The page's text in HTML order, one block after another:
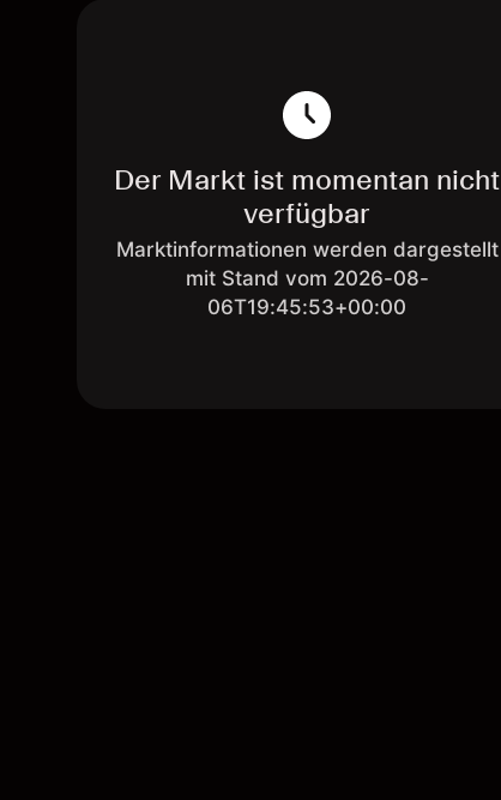
Der Markt ist momentan nicht
verfügbar
Marktinformationen werden dargestellt
mit Stand vom 2026-08-
06T19:45:53+00:00